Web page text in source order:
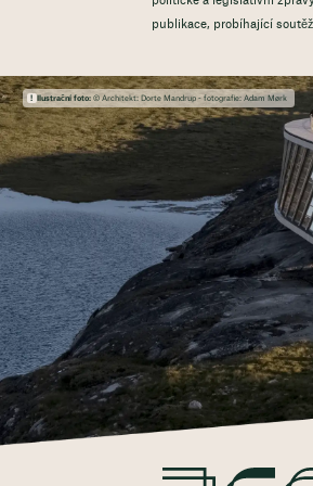
publikace, probíhající
Ilustrační foto:© Architekt: Dorte Mandrup - fotografie: Adam Mørk